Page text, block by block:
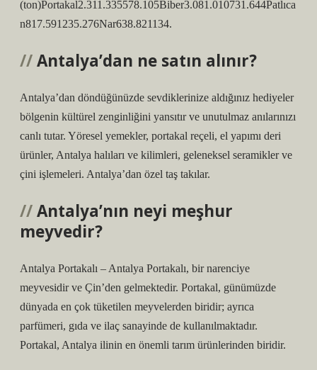
(ton)Portakal2.311.335578.105Biber3.081.010731.644Patlıca
n817.591235.276Nar638.821134.
Antalya’dan ne satın alınır?
Antalya’dan döndüğünüzde sevdiklerinize aldığınız hediyeler
bölgenin kültürel zenginliğini yansıtır ve unutulmaz anılarınızı
canlı tutar. Yöresel yemekler, portakal reçeli, el yapımı deri
ürünler, Antalya halıları ve kilimleri, geleneksel seramikler ve
çini işlemeleri. Antalya’dan özel taş takılar.
Antalya’nın neyi meşhur
meyvedir?
Antalya Portakalı – Antalya Portakalı, bir narenciye
meyvesidir ve Çin’den gelmektedir. Portakal, günümüzde
dünyada en çok tüketilen meyvelerden biridir; ayrıca
parfümeri, gıda ve ilaç sanayinde de kullanılmaktadır.
Portakal, Antalya ilinin en önemli tarım ürünlerinden biridir.